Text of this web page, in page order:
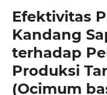
Efektivitas
Kandang
terhadap
Produksi
(Ocimum